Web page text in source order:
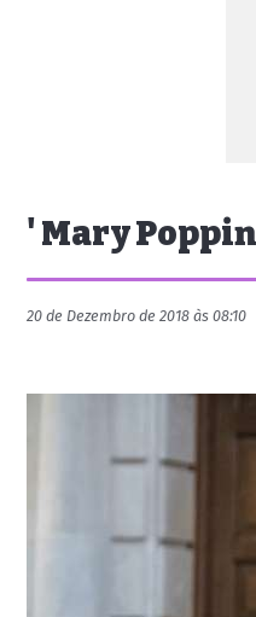
' Mary
20 de Dezembro de 2018 às 08:10